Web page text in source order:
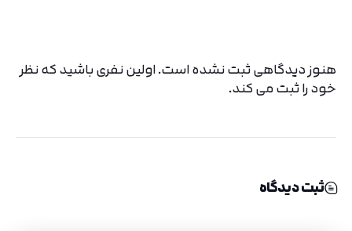
هنوز دیدگاهی ثبت نشده است. اولین نفری باشید که نظر
خود را ثبت می کند.
ثبت دیدگاه